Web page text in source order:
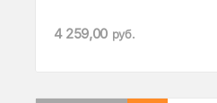
4 259,00 руб.